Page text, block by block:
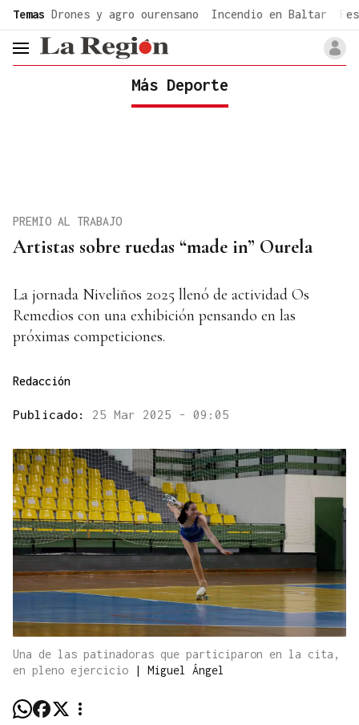
Temas Drones y agro ourensano Incendio en Baltar
header.menu.open
Más Deporte
Artistas sobre ruedas “made in” Ourela
PREMIO AL TRABAJO
La jornada Niveliños 2025 llenó de actividad Os
Remedios con una exhibición pensando en las
próximas competiciones.
Redacción
Publicado: 25 Mar 2025 - 09:05
Una de las patinadoras que participaron en la cita,
en pleno ejercicio
| Miguel Ángel